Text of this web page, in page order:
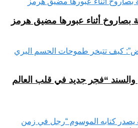
بصاروخ أثناء عبورها مضيق هرمز
والسند “فجر جديد في قلب العالم